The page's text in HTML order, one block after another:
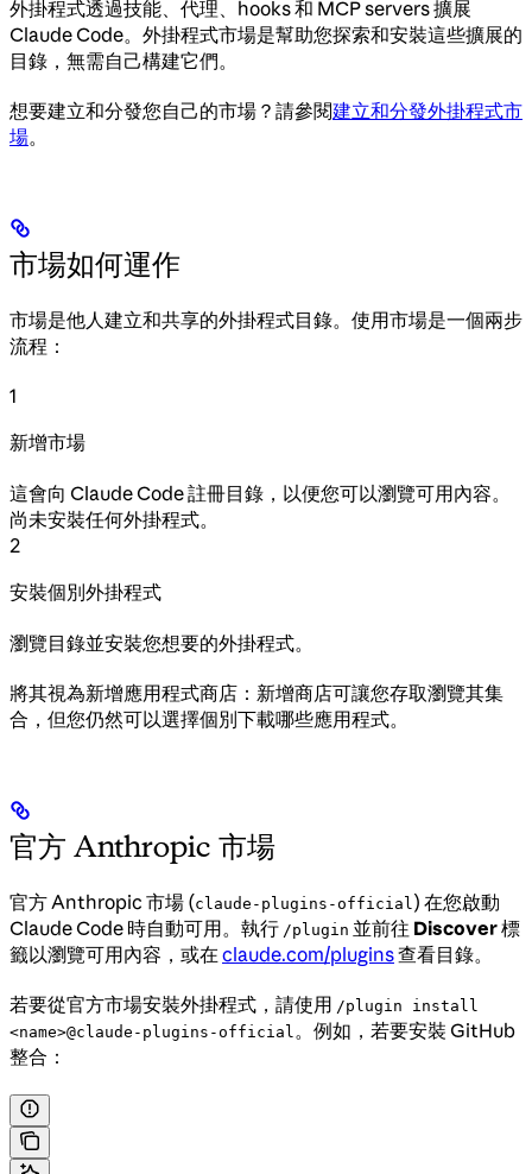
外掛程式透過技能、代理、hooks 和 MCP servers 擴展
Claude Code。外掛程式市場是幫助您探索和安裝這些擴展的
目錄，無需自己構建它們。
想要建立和分發您自己的市場？請參閱建立和分發外掛程式市
場。
市場如何運作
市場是他人建立和共享的外掛程式目錄。使用市場是一個兩步
流程：
1
新增市場
這會向 Claude Code 註冊目錄，以便您可以瀏覽可用內容。
尚未安裝任何外掛程式。
2
安裝個別外掛程式
瀏覽目錄並安裝您想要的外掛程式。
將其視為新增應用程式商店：新增商店可讓您存取瀏覽其集
合，但您仍然可以選擇個別下載哪些應用程式。
官方 Anthropic 市場
官方 Anthropic 市場 (claude-plugins-official) 在您啟動
Claude Code 時自動可用。執行 /plugin 並前往 Discover標
籤以瀏覽可用內容，或在 claude.com/plugins查看目錄。
若要從官方市場安裝外掛程式，請使用 /plugin install
<name>@claude-plugins-official。例如，若要安裝 GitHub
整合：